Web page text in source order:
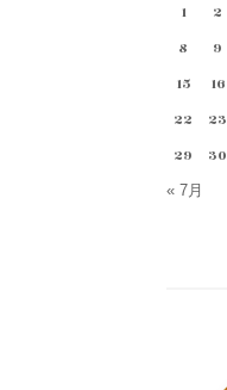
1 2
8
9
15
16
22
23
29
30
« 7月